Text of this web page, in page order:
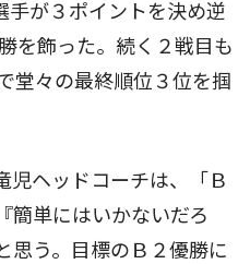
手が３ポイントを決め逆
を飾った。続く２戦目も
堂々の最終順位３位を掴
ヘッドコーチは、「Ｂ
簡単にはいかないだろ
思う。目標のＢ２優勝に